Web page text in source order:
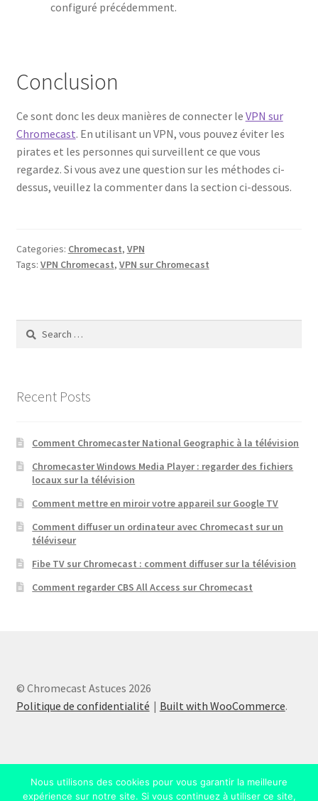
configuré précédemment.
Conclusion
Ce sont donc les deux manières de connecter le VPN sur
Chromecast. En utilisant un VPN, vous pouvez éviter les
pirates et les personnes qui surveillent ce que vous
regardez. Si vous avez une question sur les méthodes ci-
dessus, veuillez la commenter dans la section ci-dessous.
Categories: Chromecast, VPN
Tags: VPN Chromecast, VPN sur Chromecast
Search
Recent Posts
Comment Chromecaster National Geographic à la télévision
Chromecaster Windows Media Player : regarder des fichiers
locaux sur la télévision
Comment mettre en miroir votre appareil sur Google TV
Comment diffuser un ordinateur avec Chromecast sur un
téléviseur
Fibe TV sur Chromecast : comment diffuser sur la télévision
Comment regarder CBS All Access sur Chromecast
© Chromecast Astuces 2026
Politique de confidentialité
Built with WooCommerce.
Nous utilisons des cookies pour vous garantir la meilleure
expérience sur notre site. Si vous continuez à utiliser ce site,